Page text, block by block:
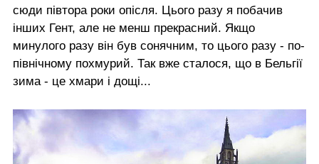
сюди півтора роки опісля. Цього разу я побачив
інших Гент, але не менш прекрасний. Якщо
минулого разу він був сонячним, то цього разу - по-
північному похмурий. Так вже сталося, що в Бельгії
зима - це хмари і дощі...